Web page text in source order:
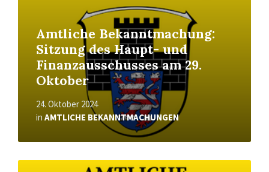
Amtliche Bekanntmachung:
Sitzung des Haupt- und
Finanzausschusses am 29.
Oktober
24. Oktober 2024
in AMTLICHE BEKANNTMACHUNGEN
Read